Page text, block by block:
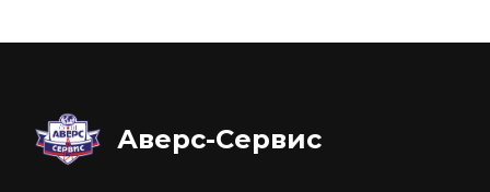
Аверс-Сервис